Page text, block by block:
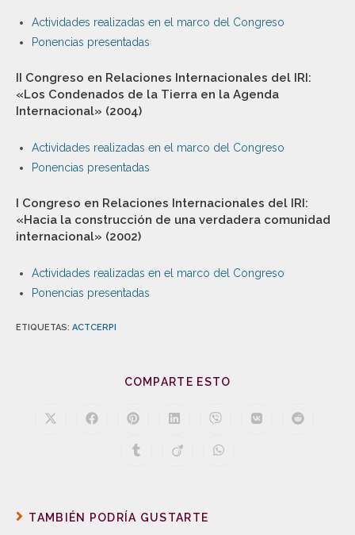
Actividades realizadas en el marco del Congreso
Ponencias presentadas
II Congreso en Relaciones Internacionales del IRI:
«Los Condenados de la Tierra en la Agenda
Internacional» (2004)
Actividades realizadas en el marco del Congreso
Ponencias presentadas
I Congreso en Relaciones Internacionales del IRI:
«Hacia la construcción de una verdadera comunidad
internacional» (2002)
Actividades realizadas en el marco del Congreso
Ponencias presentadas
ETIQUETAS: ACTCERPI
COMPARTE ESTO
TAMBIÉN PODRÍA GUSTARTE